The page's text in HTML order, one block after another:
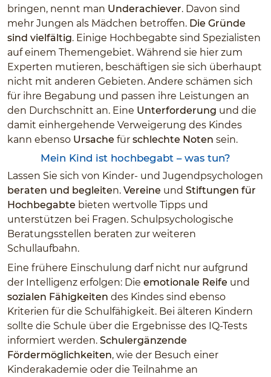
bringen, nennt man Underachiever. Davon sind
mehr Jungen als Mädchen betroffen. Die Gründe
sind vielfältig. Einige Hochbegabte sind Spezialisten
auf einem Themengebiet. Während sie hier zum
Experten mutieren, beschäftigen sie sich überhaupt
nicht mit anderen Gebieten. Andere schämen sich
für ihre Begabung und passen ihre Leistungen an
den Durchschnitt an. Eine Unterforderung und die
damit einhergehende Verweigerung des Kindes
kann ebenso Ursache für schlechte Noten sein.
Mein Kind ist hochbegabt – was tun?
Lassen Sie sich von Kinder- und Jugendpsychologen
beraten und begleiten. Vereine und Stiftungen für
Hochbegabte bieten wertvolle Tipps und
unterstützen bei Fragen. Schulpsychologische
Beratungsstellen beraten zur weiteren
Schullaufbahn.
Eine frühere Einschulung darf nicht nur aufgrund
der Intelligenz erfolgen: Die emotionale Reife und
sozialen Fähigkeiten des Kindes sind ebenso
Kriterien für die Schulfähigkeit. Bei älteren Kindern
sollte die Schule über die Ergebnisse des IQ-Tests
informiert werden. Schulergänzende
Fördermöglichkeiten, wie der Besuch einer
Kinderakademie oder die Teilnahme an